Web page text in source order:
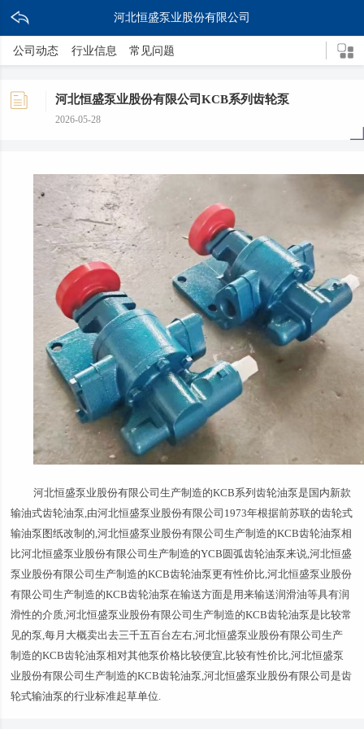
河北恒盛泵业股份有限公司
公司动态 行业信息 常见问题
河北恒盛泵业股份有限公司KCB系列齿轮泵
2026-05-28
河北恒盛泵业股份有限公司生产制造的KCB系列齿轮油泵是国内新款
输油式齿轮油泵,由河北恒盛泵业股份有限公司1973年根据前苏联的齿轮式
输油泵图纸改制的,河北恒盛泵业股份有限公司生产制造的KCB齿轮油泵相
比河北恒盛泵业股份有限公司生产制造的YCB圆弧齿轮油泵来说,河北恒盛
泵业股份有限公司生产制造的KCB齿轮油泵更有性价比,河北恒盛泵业股份
有限公司生产制造的KCB齿轮油泵在输送方面是用来输送润滑油等具有润
滑性的介质,河北恒盛泵业股份有限公司生产制造的KCB齿轮油泵是比较常
见的泵,每月大概卖出去三千五百台左右,河北恒盛泵业股份有限公司生产
制造的KCB齿轮油泵相对其他泵价格比较便宜,比较有性价比,河北恒盛泵
业股份有限公司生产制造的KCB齿轮油泵,河北恒盛泵业股份有限公司是齿
轮式输油泵的行业标准起草单位.